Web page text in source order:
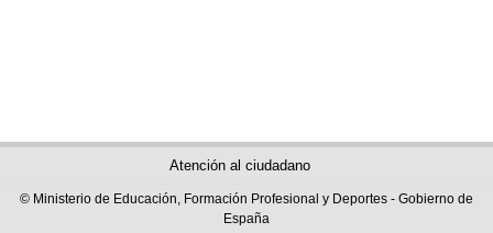
Atención al ciudadano
© Ministerio de Educación, Formación Profesional y Deportes - Gobierno de
España